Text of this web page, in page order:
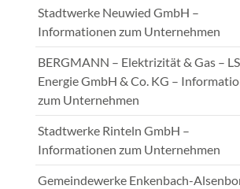
Stadtwerke Neuwied GmbH –
Informationen zum Unternehmen
BERGMANN – Elektrizität & Gas –
Energie GmbH & Co. KG –
zum Unternehmen
Stadtwerke Rinteln GmbH –
Informationen zum Unternehmen
Gemeindewerke Enkenbach-